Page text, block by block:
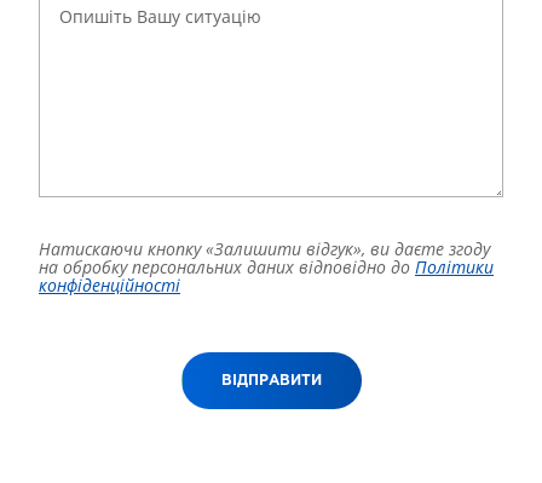
Натискаючи кнопку «Залишити відгук», ви даєте згоду
на обробку персональних даних відповідно до Політики
конфіденційності
ВІДПРАВИТИ